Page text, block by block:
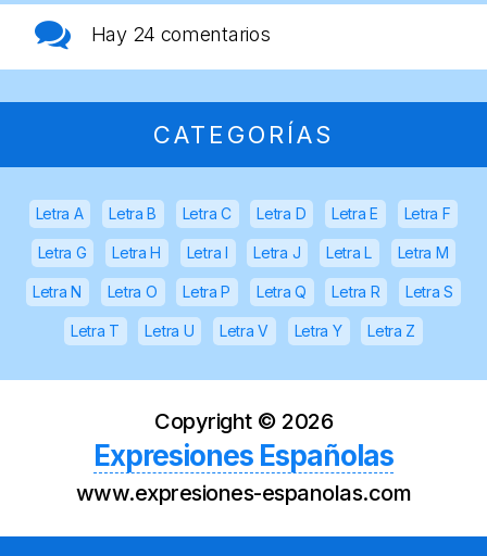
Hay 24 comentarios
CATEGORÍAS
Letra A Letra B Letra C Letra D Letra E Letra F
Letra G Letra H Letra I Letra J Letra L Letra M
Letra N Letra O Letra P Letra Q Letra R Letra S
Letra T Letra U Letra V Letra Y Letra Z
Copyright © 2026
Expresiones Españolas
www.expresiones-espanolas.com